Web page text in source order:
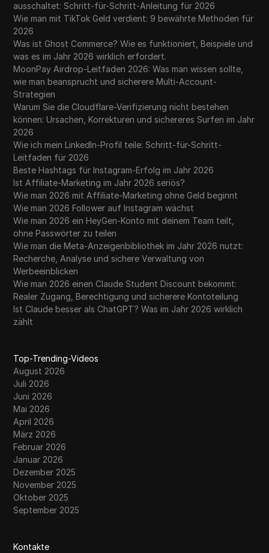
ausschaltet: Schritt-für-Schritt-Anleitung für 2026
Wie man mit TikTok Geld verdient: 9 bewährte Methoden für
2026
Was ist Ghost Commerce? Wie es funktioniert, Beispiele und
was es im Jahr 2026 wirklich erfordert.
MoonPay Airdrop-Leitfaden 2026: Was man wissen sollte,
wie man beansprucht und sicherere Multi-Account-
Strategien
Warum Sie die Cloudflare-Verifizierung nicht bestehen
können: Ursachen, Korrekturen und sichereres Surfen im Jahr
2026
Wie ich mein LinkedIn-Profil teile: Schritt-für-Schritt-
Leitfaden für 2026
Beste Hashtags für Instagram-Erfolg im Jahr 2026
Ist Affiliate-Marketing im Jahr 2026 seriös?
Wie man 2026 mit Affiliate-Marketing ohne Geld beginnt
Wie man 2026 Follower auf Instagram wächst
Wie man 2026 ein HeyGen-Konto mit deinem Team teilt,
ohne Passwörter zu teilen
Wie man die Meta-Anzeigenbibliothek im Jahr 2026 nutzt:
Recherche, Analyse und sichere Verwaltung von
Werbeeinblicken
Wie man 2026 einen Claude Student Discount bekommt:
Realer Zugang, Berechtigung und sicherere Kontoteilung
Ist Claude besser als ChatGPT? Was im Jahr 2026 wirklich
zählt
Top-Trending-Videos
August 2026
Juli 2026
Juni 2026
Mai 2026
April 2026
März 2026
Februar 2026
Januar 2026
Dezember 2025
November 2025
Oktober 2025
September 2025
Kontakte